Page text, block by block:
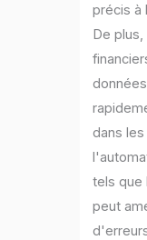
précis à
De
dans
tels que
peut